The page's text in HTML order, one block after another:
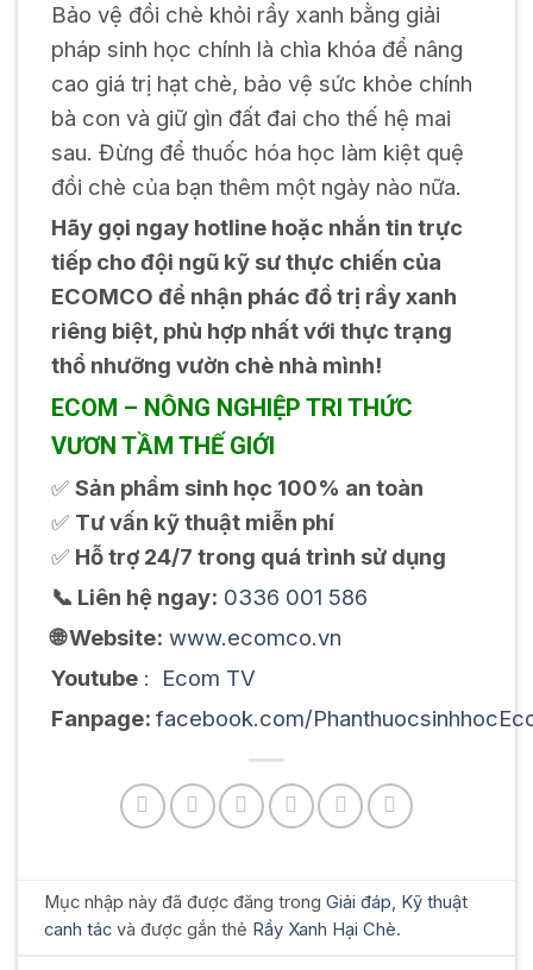
Bảo vệ đồi chè khỏi rầy xanh bằng giải
pháp sinh học chính là chìa khóa để nâng
cao giá trị hạt chè, bảo vệ sức khỏe chính
bà con và giữ gìn đất đai cho thế hệ mai
sau. Đừng để thuốc hóa học làm kiệt quệ
đồi chè của bạn thêm một ngày nào nữa.
Hãy gọi ngay hotline hoặc nhắn tin trực
tiếp cho đội ngũ kỹ sư thực chiến của
ECOMCO để nhận phác đồ trị rầy xanh
riêng biệt, phù hợp nhất với thực trạng
thổ nhưỡng vườn chè nhà mình!
ECOM – NÔNG NGHIỆP TRI THỨC
VƯƠN TẦM THẾ GIỚI
✅ Sản phẩm sinh học 100% an toàn
✅ Tư vấn kỹ thuật miễn phí
✅ Hỗ trợ 24/7 trong quá trình sử dụng
📞 Liên hệ ngay: 0336 001 586
🌐 Website: www.ecomco.vn
Youtube:
Ecom TV
Fanpage: facebook.com/
Mục nhập này đã được đăng trongGiải đáp, Kỹ thuật
canh tác và được gắn thẻ Rầy Xanh Hại Chè.